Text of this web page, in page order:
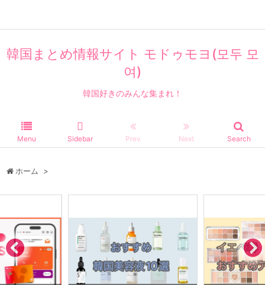
韓国まとめ情報サイト モドゥモヨ(모두 모
여)
韓国好きのみんな集まれ！
Menu Sidebar Prev Next Search
ホーム >